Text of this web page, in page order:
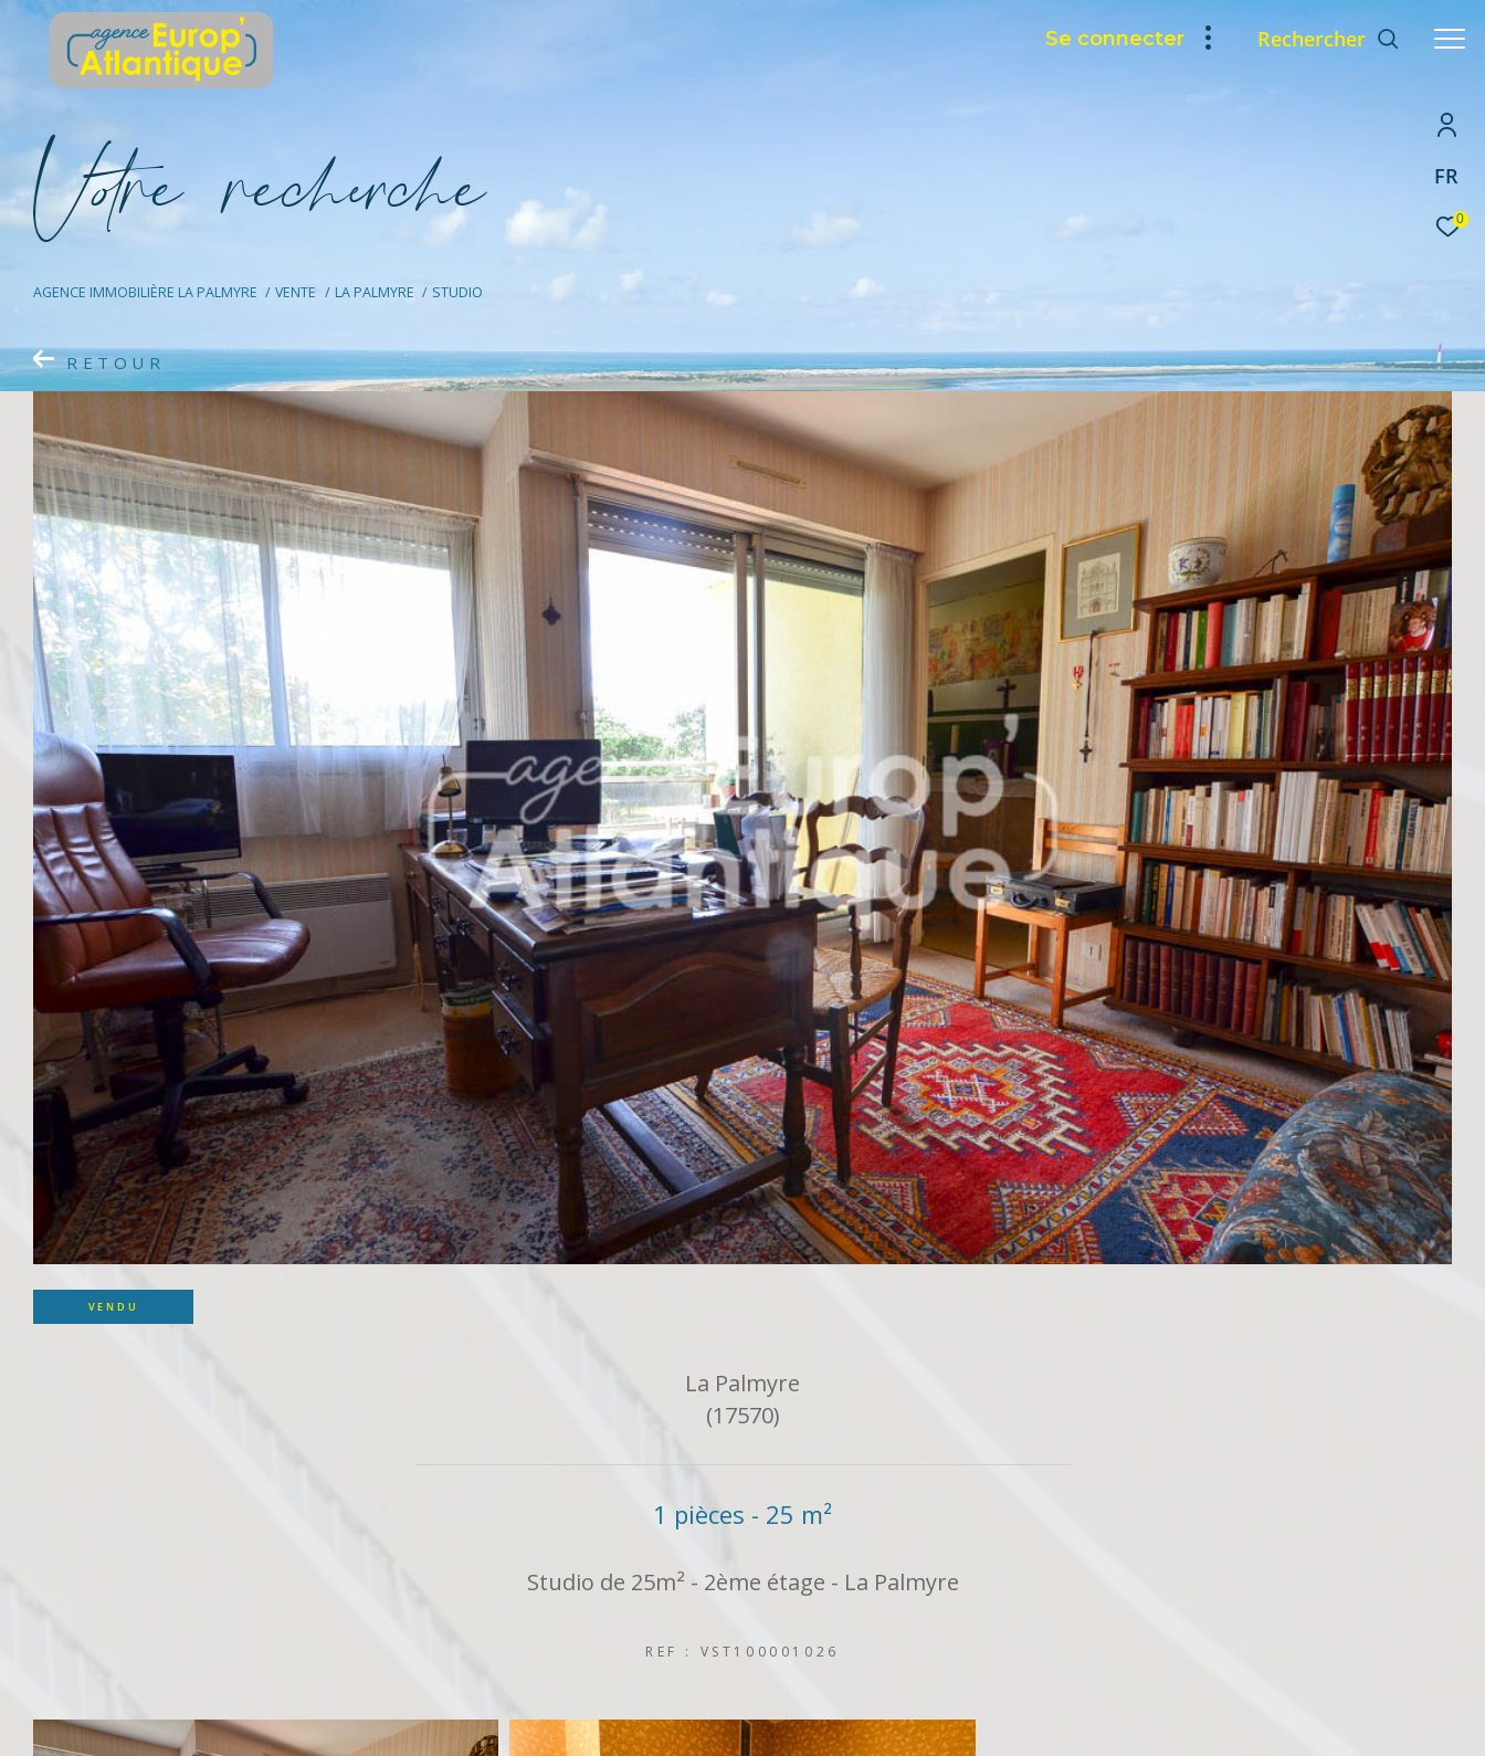
FR
0
Se connecter Rechercher
Vore recece
AGENCE IMMOBILIÈRE LA PALMYRE VENTE LA PALMYRE STUDIO
RETOUR
VENDU
La Palmyre
(17570)
1 pièces - 25 m²
Studio de 25m² - 2ème étage - La Palmyre
REF : VST100001026